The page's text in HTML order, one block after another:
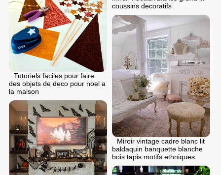
coussins decoratifs
Tutoriels faciles pour faire
des objets de deco pour noel a
la maison
Miroir vintage cadre blanc lit
baldaquin banquette blanche
bois tapis motifs ethniques